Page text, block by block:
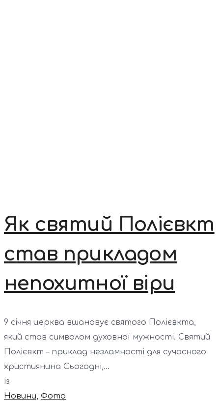
Як святий Полієвкт
став прикладом
непохитної віри
9 січня церква вшановує святого Полієвкта,
який став символом духовної мужності. Святий
Полієвкт – приклад незламності для сучасного
християнина Сьогодні,...
із
Новини, Фото